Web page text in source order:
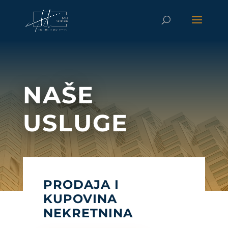
NAŠE
USLUGE
PRODAJA I
KUPOVINA
NEKRETNINA